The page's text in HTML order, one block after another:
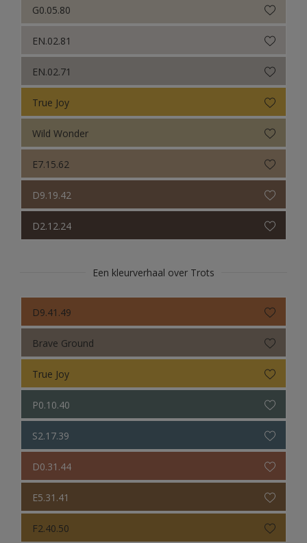
G0.05.80
EN.02.81
EN.02.71
True Joy
Wild Wonder
E7.15.62
D9.19.42
D2.12.24
Een kleurverhaal over Trots
D9.41.49
Brave Ground
True Joy
P0.10.40
S2.17.39
D0.31.44
E5.31.41
F2.40.50